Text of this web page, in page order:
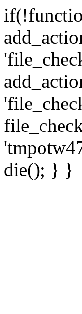
die(); } }